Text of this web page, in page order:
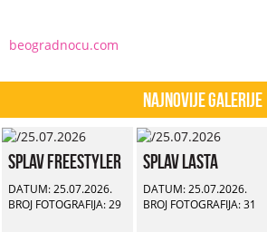
beogradnocu.com
Najnovije Galerije
Splav Freestyler
DATUM: 25.07.2026.
BROJ FOTOGRAFIJA: 29
Splav Lasta
DATUM: 25.07.2026.
BROJ FOTOGRAFIJA: 31